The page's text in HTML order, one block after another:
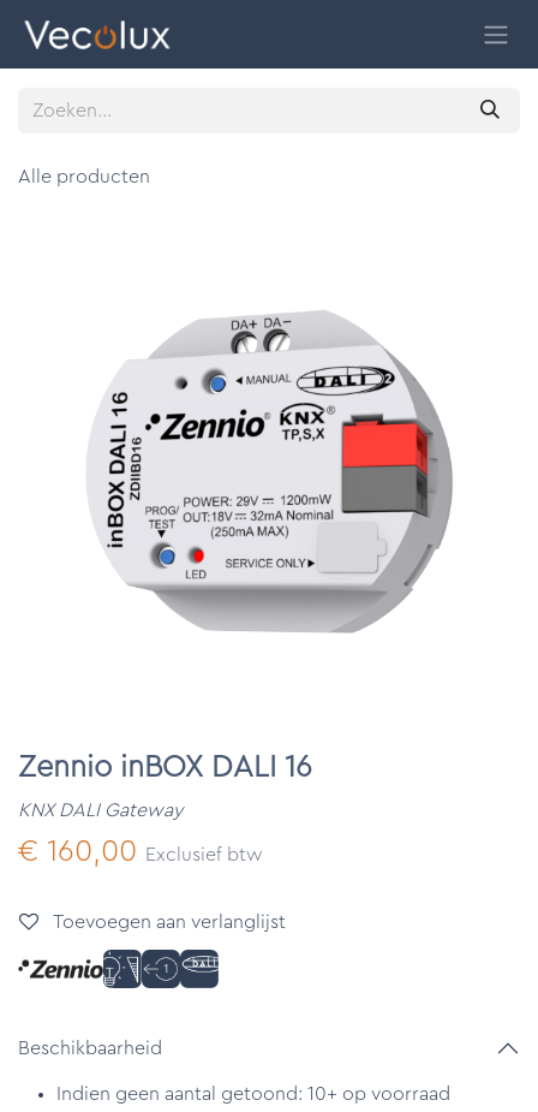
Alle producten
Zennio inBOX DALI 16
KNX DALI Gateway
€ 160,00 Exclusief btw
Toevoegen aan verlanglijst
Beschikbaarheid
Indien geen aantal getoond: 10+ op voorraad